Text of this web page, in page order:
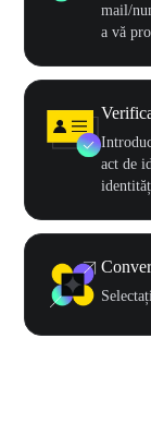
mail/
a vă
act de